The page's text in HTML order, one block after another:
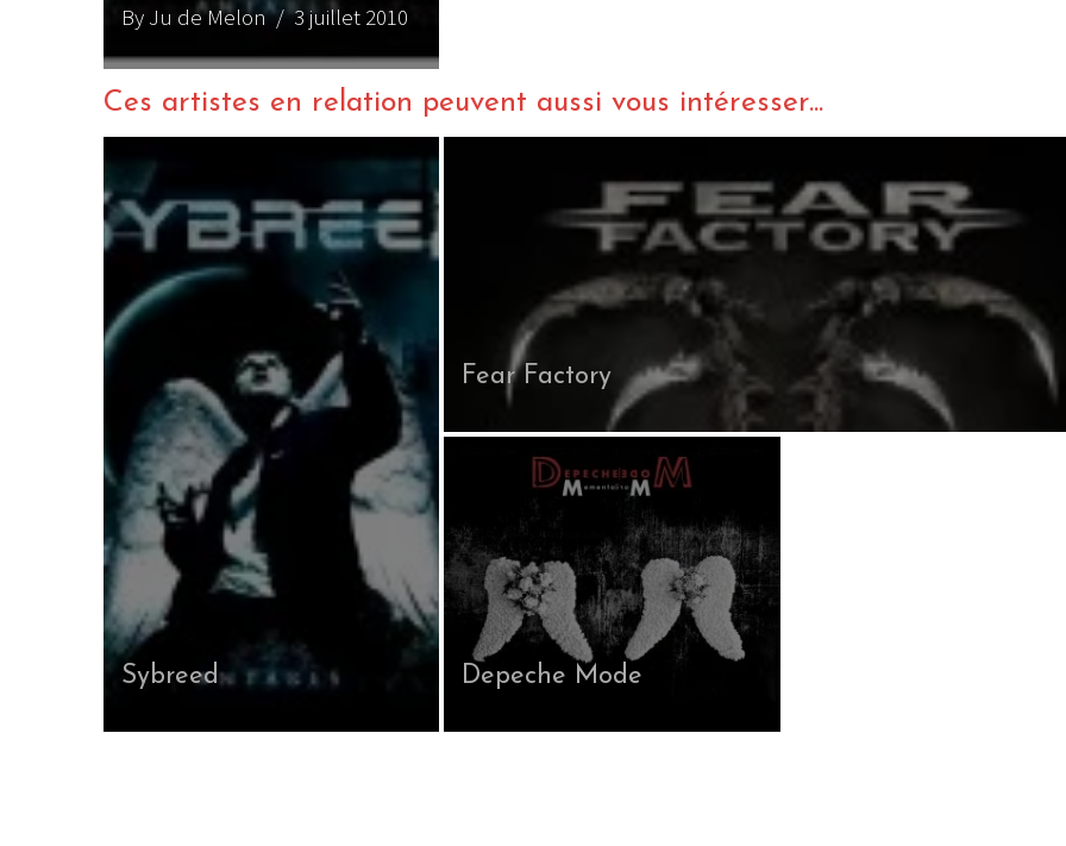
By Ju de Melon/ 3 juillet 2010
Ces artistes en relation peuvent aussi vous intéresser...
Sybreed
Fear Factory
Depeche Mode